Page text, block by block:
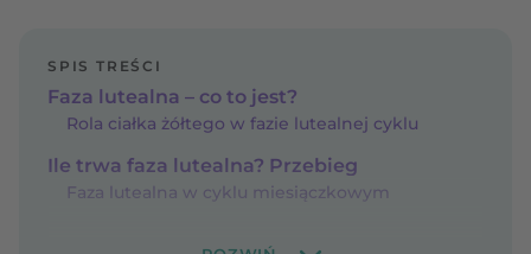
SPIS TREŚCI
Faza lutealna – co to jest?
Rola ciałka żółtego w fazie lutealnej cyklu
Ile trwa faza lutealna? Przebieg
Faza lutealna w cyklu miesiączkowym